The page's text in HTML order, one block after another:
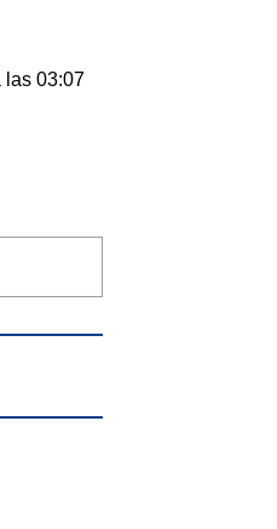
las 03:07